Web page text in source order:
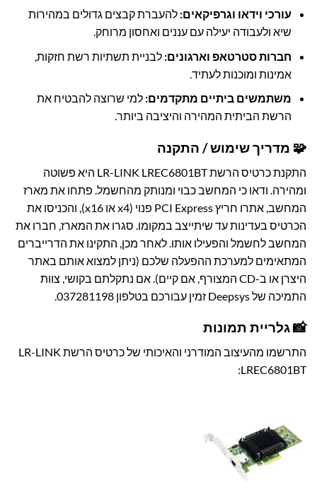
עורכי וידאו וגרפיקאים: להעברת קבצים גדולים במהירות
שיא ולעבודה יעילה עם עננים ואחסון מרוחק.
חברות סטרטאפ וארגונים: לבניית תשתיות רשת חזקות,
אמינות ומוכנות לעתיד.
משתמשים ביתיים מתקדמים: למי שרוצה להבטיח את
הרשת הביתית המהירה והיציבה ביותר.
🧩 מדריך שימוש / התקנה
התקנת כרטיס הרשת LR-LINK LREC6801BT היא פשוטה
ומהירה. ודאו כי המחשב כבוי ומנותק מהחשמל. פתחו את מארז
המחשב, אתרו חריץ PCI Express פנוי (x4 או x16), והכניסו את
הכרטיס בעדינות עד שיתייצב במקומו. סגרו את המארז, חברו את
המחשב לחשמל והפעילו אותו. לאחר מכן, התקינו את הדרייברים
המתאימים למערכת ההפעלה שלכם (ניתן למצוא אותם באתר
היצרן או ב-CD המצורף, אם קיים). אם נתקלתם בקושי, צוות
התמיכה של Deepsys זמין עבורכם בטלפון
037281198
📸 גלריית תמונות
התרשמו מהעיצוב המודרני והאיכותי של כרטיס הרשת LR-LINK
LREC6801BT: